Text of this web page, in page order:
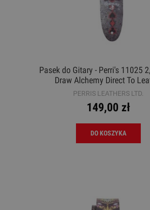
Pasek do Gitary - Perri's 11025
Draw Alchemy Direct To
PERRIS LEATHERS LTD.
149,00 zł
DO KOSZYKA